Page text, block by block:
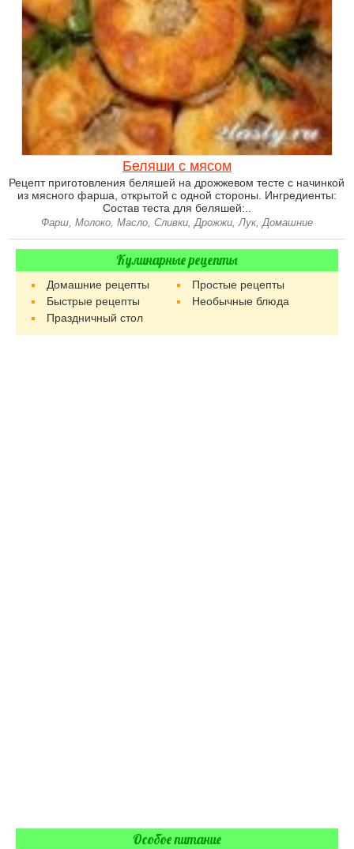
Беляши с мясом
Рецепт приготовления беляшей на дрожжевом тесте с начинкой
из мясного фарша, открытой с одной стороны. Ингредиенты:
Состав теста для беляшей:..
Фарш, Молоко, Масло, Сливки, Дрожжи, Лук, Домашние
Кулинарные рецепты
Домашние рецепты
Простые рецепты
Быстрые рецепты
Необычные блюда
Праздничный стол
Особое питание